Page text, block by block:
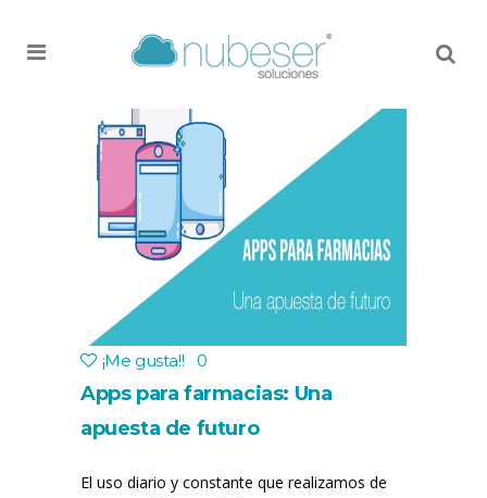
¡Me gusta!! 0
Apps para farmacias: Una
apuesta de futuro
El uso diario y constante que realizamos de